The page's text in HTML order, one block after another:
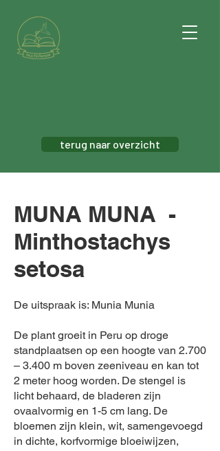
terug naar overzicht
MUNA MUNA -
Minthostachys
setosa
De uitspraak is: Munia Munia
De plant groeit in Peru op droge
standplaatsen op een hoogte van 2.700
– 3.400 m boven zeeniveau en kan tot
2 meter hoog worden. De stengel is
licht behaard, de bladeren zijn
ovaalvormig en 1-5 cm lang. De
bloemen zijn klein, wit, samengevoegd
in dichte, korfvormige bloeiwijzen,